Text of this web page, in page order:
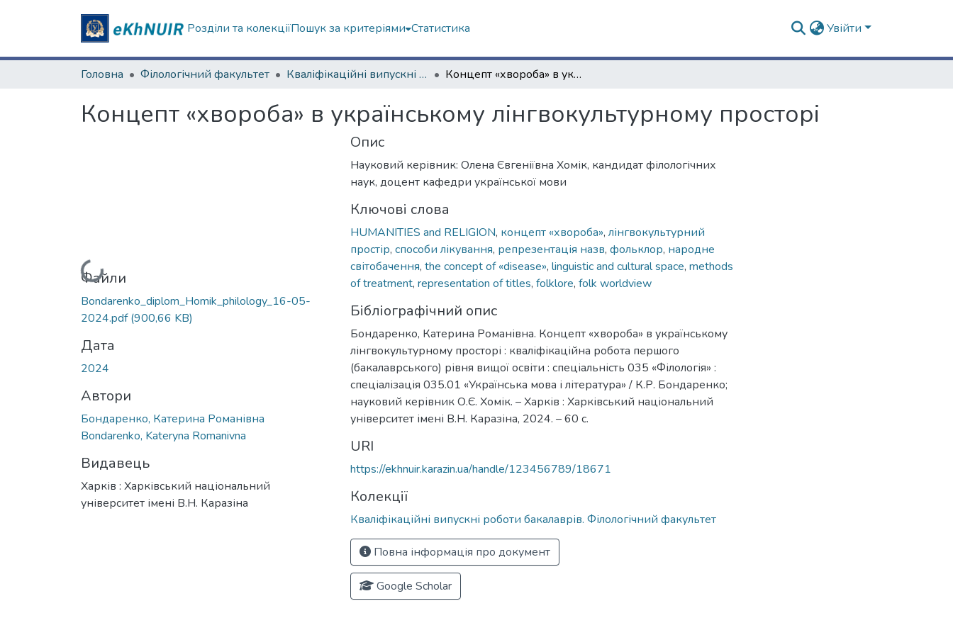
Розділи та колекціїПошук за критеріями Статистика Увійти
Головна Філологічний факультет Кваліфікаційні випускні роботи бакалаврів. Філологічний факультет Концепт «хвороба» в українському лінгвокультурному просторі
Концепт «хвороба» в українському лінгвокультурному просторі
Вантажиться...
Файли
Bondarenko_diplom_Homik_philology_16-05-
2024.pdf(900,66 KB)
Дата
2024
Автори
Бондаренко, Катерина Романівна
Bondarenko, Kateryna Romanivna
Видавець
Харків : Харківський національний
університет імені В.Н. Каразіна
Опис
Науковий керівник: Олена Євгеніївна Хомік, кандидат філологічних
наук, доцент кафедри української мови
Ключові слова
HUMANITIES and RELIGION, концепт «хвороба», лінгвокультурний
простір, способи лікування, репрезентація назв, фольклор, народне
світобачення, the concept of «disease», linguistic and cultural space, methods
of treatment, representation of titles, folklore, folk worldview
Бібліографічний опис
Бондаренко, Катерина Романівна. Концепт «хвороба» в українському
лінгвокультурному просторі : кваліфікаційна робота першого
(бакалаврського) рівня вищої освіти : спеціальність 035 «Філологія» :
спеціалізація 035.01 «Українська мова і література» / К.Р. Бондаренко;
науковий керівник О.Є. Хомік. – Харків : Харківський національний
університет імені В.Н. Каразіна, 2024. – 60 с.
URI
https://ekhnuir.karazin.ua/handle/123456789/18671
Колекції
Кваліфікаційні випускні роботи бакалаврів. Філологічний факультет
Повна інформація про документ
Google Scholar